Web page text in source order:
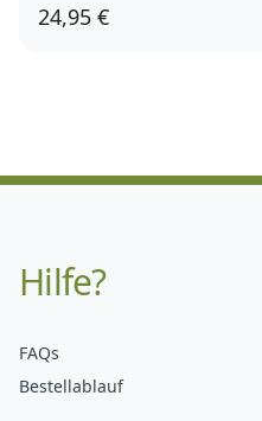
24,95 €
Hilfe?
FAQs
Bestellablauf